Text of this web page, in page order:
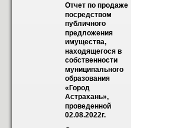
Отчет по продаже
посредством
публичного
предложения
имущества,
находящегося в
собственности
муниципального
образования
«Город
Астрахань»,
проведенной
02.08.2022г.